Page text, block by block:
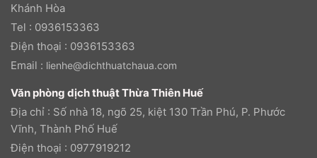
Khánh Hòa
Tel : 0936153363
Điện thoại : 0936153363
Email : lienhe@dichthuatchaua.com
Văn phòng dịch thuật Thừa Thiên Huế
Địa chỉ : Số nhà 18, ngõ 25, kiệt 130 Trần Phú, P. Phước
Vĩnh, Thành Phố Huế
Điện thoại : 0977919212